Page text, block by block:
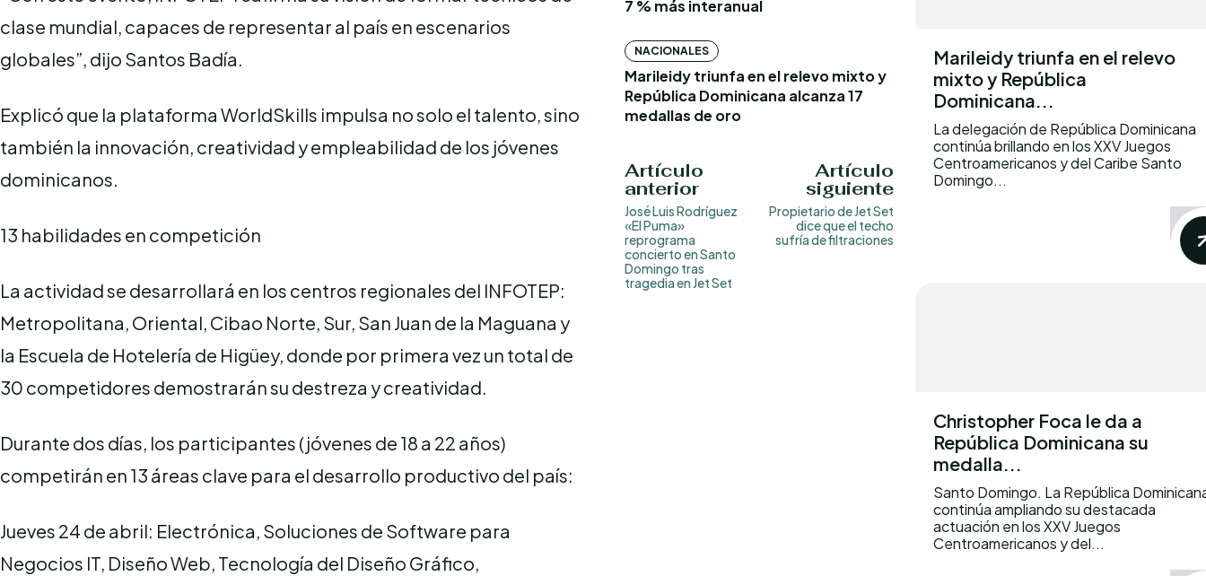
clase mundial, capaces de representar al país en escenarios
globales”, dijo Santos Badía.
Explicó que la plataforma WorldSkills impulsa no solo el talento, sino
también la innovación, creatividad y empleabilidad de los jóvenes
dominicanos.
13 habilidades en competición
La actividad se desarrollará en los centros regionales del INFOTEP:
Metropolitana, Oriental, Cibao Norte, Sur, San Juan de la Maguana y
la Escuela de Hotelería de Higüey, donde por primera vez un total de
30 competidores demostrarán su destreza y creatividad.
Durante dos días, los participantes (jóvenes de 18 a 22 años)
competirán en 13 áreas clave para el desarrollo productivo del país:
Jueves 24 de abril: Electrónica, Soluciones de Software para
Negocios IT, Diseño Web, Tecnología del Diseño Gráfico,
7 % más interanual
NACIONALES
Marileidy triunfa en el relevo mixto y
República Dominicana alcanza 17
medallas de oro
Artículo
anterior
José Luis Rodríguez
«El Puma»
reprograma
concierto en Santo
Domingo tras
tragedia en Jet Set
Artículo
siguiente
Propietario de Jet Set
dice que el techo
sufría de filtraciones
Marileidy triunfa en el relevo
mixto y República
Dominicana...
La delegación de República Dominicana
continúa brillando en los XXV Juegos
Centroamericanos y del Caribe Santo
Domingo...
Christopher Foca le da a
República Dominicana su
medalla...
Santo Domingo. La República
continúa ampliando su destacada
actuación en los XXV Juegos
Centroamericanos y del...